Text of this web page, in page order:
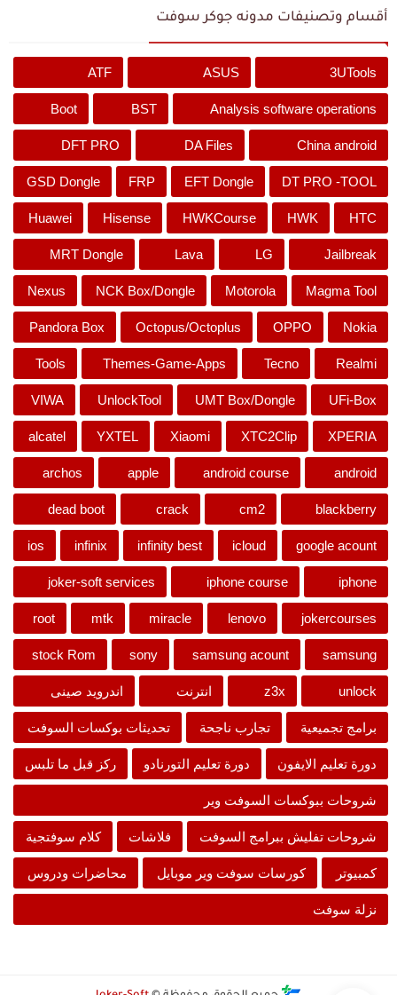
أقسام وتصنيفات مدونه جوكر سوفت
3UTools
ASUS
ATF
Analysis software operations
BST
Boot
China android
DA Files
DFT PRO
DT PRO -TOOL
EFT Dongle
FRP
GSD Dongle
HTC
HWK
HWKCourse
Hisense
Huawei
Jailbreak
LG
Lava
MRT Dongle
Magma Tool
Motorola
NCK Box/Dongle
Nexus
Nokia
OPPO
Octopus/Octoplus
Pandora Box
Realmi
Tecno
Themes-Game-Apps
Tools
UFi-Box
UMT Box/Dongle
UnlockTool
VIWA
XPERIA
XTC2Clip
Xiaomi
YXTEL
alcatel
android
android course
apple
archos
blackberry
cm2
crack
dead boot
google acount
icloud
infinity best
infinix
ios
iphone
iphone course
joker-soft services
jokercourses
lenovo
miracle
mtk
root
samsung
samsung acount
sony
stock Rom
unlock
z3x انترنت اندرويد صينى
برامج تجميعية تجارب ناجحة تحديثات بوكسات السوفت
دورة تعليم الايفون دورة تعليم التورنادو ركز قبل ما تلبس
شروحات ببوكسات السوفت وير
شروحات تفليش ببرامج السوفت فلاشات كلام سوفتجية
كمبيوتر كورسات سوفت وير موبايل محاضرات ودروس
نزلة سوفت